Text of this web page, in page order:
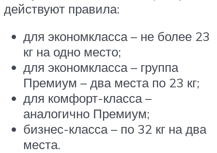
действуют правила:
для экономкласса – не более 23
кг на одно место;
для экономкласса – группа
Премиум – два места по 23 кг;
для комфорт-класса –
аналогично Премиум;
бизнес-класса – по 32 кг на два
места.